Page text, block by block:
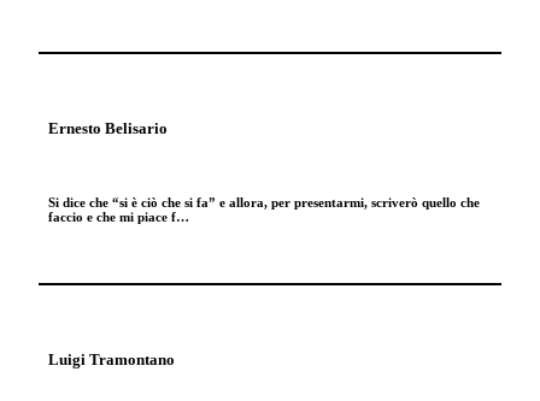
Ernesto Belisario
Si dice che “si è ciò che si fa” e allora, per presentarmi, scriverò quello che
faccio e che mi piace f…
Luigi Tramontano